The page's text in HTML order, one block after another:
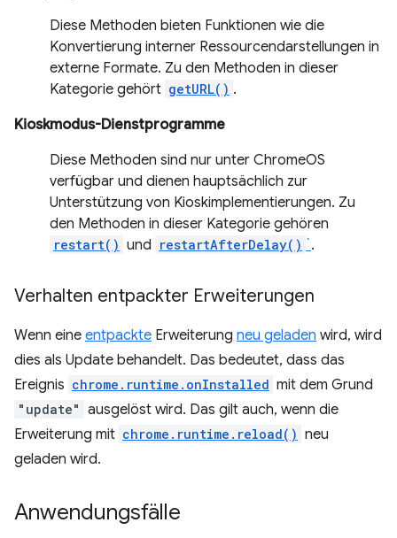
Diese Methoden bieten Funktionen wie die
Konvertierung interner Ressourcendarstellungen in
externe Formate. Zu den Methoden in dieser
Kategorie gehört getURL() .
Kioskmodus-Dienstprogramme
Diese Methoden sind nur unter ChromeOS
verfügbar und dienen hauptsächlich zur
Unterstützung von Kioskimplementierungen. Zu
den Methoden in dieser Kategorie gehören
restart() und restartAfterDelay() `.
Verhalten entpackter Erweiterungen
Wenn eine entpackte Erweiterung neu geladen wird, wird
dies als Update behandelt. Das bedeutet, dass das
Ereignis chrome.runtime.onInstalled mit dem Grund
"update" ausgelöst wird. Das gilt auch, wenn die
Erweiterung mit chrome.runtime.reload() neu
geladen wird.
Anwendungsfälle